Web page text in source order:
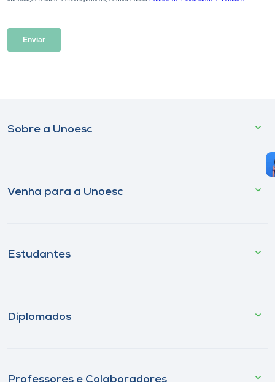
Sobre a Unoesc
Venha para a Unoesc
Estudantes
Diplomados